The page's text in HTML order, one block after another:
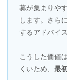
募が集まりや
します。さら
するアドバイ
こうした価値
くいため、 最